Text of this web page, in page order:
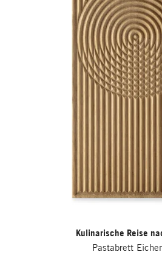
Kulinarische Reise
Pastabrett